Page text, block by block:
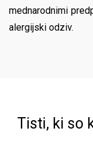
mednarodnimi
alergijski odziv.
Tisti, ki so